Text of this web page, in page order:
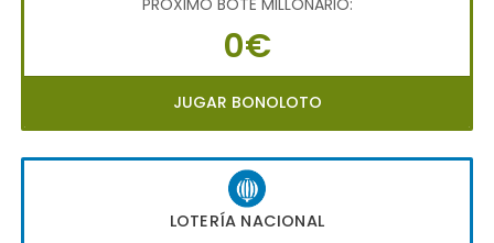
0€
JUGAR BONOLOTO
LOTERÍA NACIONAL